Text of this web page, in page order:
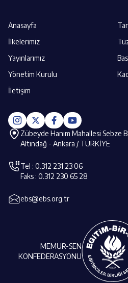
Anasayfa
İlkelerimiz
Yayınlarımız
Yönetim Kurulu
İletişim
MEMUR-SEN
KONFEDERASYONU
Zübeyde Hanım Mahallesi Sebze
Altındağ - Ankara / TÜRKİYE
Tel : 0.312 231 23 06
Faks : 0.312 230 65 28
ebs@ebs.org.tr